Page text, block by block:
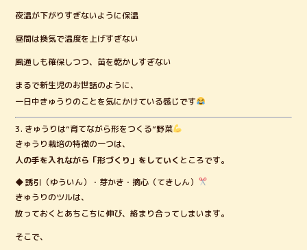
夜温が下がりすぎないように保温
昼間は換気で温度を上げすぎない
風通しも確保しつつ、苗を乾かしすぎない
まるで新生児のお世話のように、
一日中きゅうりのことを気にかけている感じです
3. きゅうりは“育てながら形をつくる”野菜
きゅうり栽培の特徴の一つは、
人の手を入れながら「形づくり」をしていく ところです。
◆ 誘引（ゆういん）・芽かき・摘心（てきしん）
きゅうりのツルは、
放っておくとあちこちに伸び、絡まり合ってしまいます。
そこで、